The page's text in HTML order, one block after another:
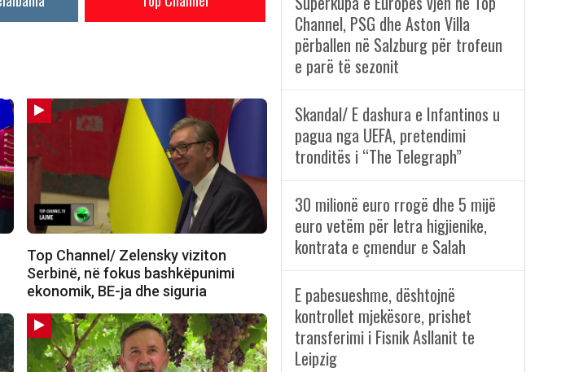
Top Channel/ Zelensky viziton
Serbinë, në fokus bashkëpunimi
ekonomik, BE-ja dhe siguria
Channel, PSG dhe Aston Villa
përballen në Salzburg për trofeun
e parë të sezonit
Skandal/ E dashura e Infantinos u
pagua nga UEFA, pretendimi
tronditës i “The Telegraph”
30 milionë euro rrogë dhe 5 mijë
euro vetëm për letra higjienike,
kontrata e çmendur e Salah
E pabesueshme, dështojnë
kontrollet mjekësore, prishet
transferimi i Fisnik Asllanit te
Leipzig